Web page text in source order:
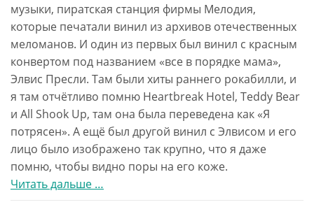
музыки, пиратская станция фирмы Мелодия,
которые печатали винил из архивов отечественных
меломанов. И один из первых был винил с красным
конвертом под названием «все в порядке мама»,
Элвис Пресли. Там были хиты раннего рокабилли, и
я там отчётливо помню Heartbreak Hotel, Teddy Bear
и All Shook Up, там она была переведена как «Я
потрясен». А ещё был другой винил с Элвисом и его
лицо было изображено так крупно, что я даже
помню, чтобы видно поры на его коже.
Читать дальше проAll
…